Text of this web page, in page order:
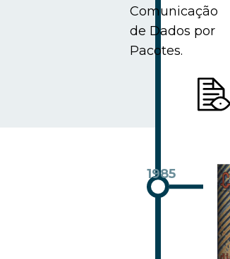
Comunicação
de Dados por
Pacotes.
1985